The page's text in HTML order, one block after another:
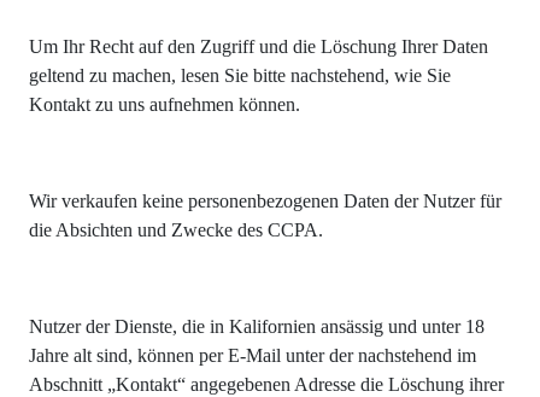
Um Ihr Recht auf den Zugriff und die Löschung Ihrer Daten
geltend zu machen, lesen Sie bitte nachstehend, wie Sie
Kontakt zu uns aufnehmen können.
Wir verkaufen keine personenbezogenen Daten der Nutzer für
die Absichten und Zwecke des CCPA.
Nutzer der Dienste, die in Kalifornien ansässig und unter 18
Jahre alt sind, können per E-Mail unter der nachstehend im
Abschnitt „Kontakt“ angegebenen Adresse die Löschung ihrer